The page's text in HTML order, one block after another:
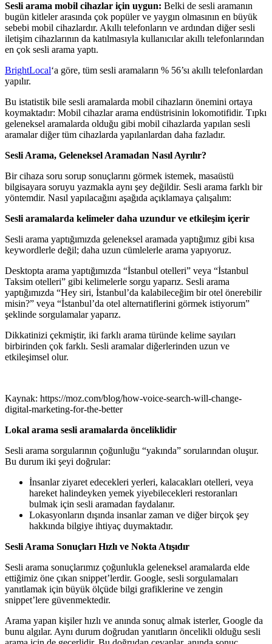
Sesli arama mobil cihazlar için uygun: Belki de sesli aramanın
bugün kitleler arasında çok popüler ve yaygın olmasının en büyük
sebebi mobil cihazlardır. Akıllı telefonların ve ardından diğer sesli
iletişim cihazlarının da katılmasıyla kullanıcılar akıllı telefonlarından
en çok sesli arama yaptı.
BrightLocal‘a göre, tüm sesli aramaların % 56’sı akıllı telefonlardan
yapılır.
Bu istatistik bile sesli aramalarda mobil cihazların önemini ortaya
koymaktadır: Mobil cihazlar arama endüstrisinin lokomotifidir. Tıpkı
geleneksel aramalarda olduğu gibi mobil cihazlarda yapılan sesli
aramalar diğer tüm cihazlarda yapılanlardan daha fazladır.
Sesli Arama, Geleneksel Aramadan Nasıl Ayrılır?
Bir cihaza soru sorup sonuçlarını görmek istemek, masaüstü
bilgisayara soruyu yazmakla aynı şey değildir. Sesli arama farklı bir
yöntemdir. Nasıl yapılacağını aşağıda açıklamaya çalışalım:
Sesli aramalarda kelimeler daha uzundur ve etkileşim içerir
Sesli arama yaptığımızda geleneksel aramada yaptığımız gibi kısa
keywordlerle değil; daha uzun cümlelerle arama yapıyoruz.
Desktopta arama yaptığımızda “İstanbul otelleri” veya “İstanbul
Taksim otelleri” gibi kelimelerle sorgu yaparız. Sesli arama
yaptığımızda “Hey siri, İstanbul’da kalabileceğim bir otel önerebilir
misin?” veya “İstanbul’da otel alternatiflerini görmek istiyorum”
şeklinde sorgulamalar yaparız.
Dikkatinizi çekmiştir, iki farklı arama türünde kelime sayıları
birbirinden çok farklı. Sesli aramalar diğerlerinden uzun ve
etkileşimsel olur.
Kaynak: https://moz.com/blog/how-voice-search-will-change-
digital-marketing-for-the-better
Lokal arama sesli aramalarda önceliklidir
Sesli arama sorgularının çoğunluğu “yakında” sorularından oluşur.
Bu durum iki şeyi doğrular:
İnsanlar ziyaret edecekleri yerleri, kalacakları otelleri, veya
hareket halindeyken yemek yiyebilecekleri restoranları
bulmak için sesli aramadan faydalanır.
Lokasyonların dışında insanlar zaman ve diğer birçok şey
hakkında bilgiye ihtiyaç duymaktadır.
Sesli Arama Sonuçları Hızlı ve Nokta Atışıdır
Sesli arama sonuçlarımız çoğunlukla geleneksel aramalarda elde
ettiğimiz öne çıkan snippet’lerdir. Google, sesli sorgulamaları
yanıtlamak için büyük ölçüde bilgi grafiklerine ve zengin
snippet’lere güvenmektedir.
Arama yapan kişiler hızlı ve anında sonuç almak isterler, Google da
bunu algılar. Aynı durum doğrudan yanıtların öncelikli olduğu sesli